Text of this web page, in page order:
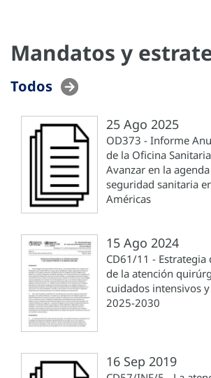
Mandatos y
Todos
25 Ago 2025
OD373 - Informe
de la Oficina
Avanzar en la
seguridad sanitaria
Américas
15 Ago 2024
CD61/11 - Estrategia
de la atención
cuidados intensivos
2025-2030
16 Sep 2019